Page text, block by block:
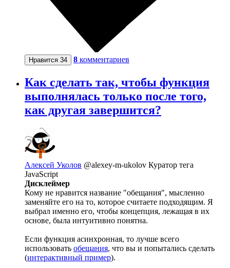
Нравится 34 8 комментариев
Как сделать так, чтобы функция
выполнялась только после того,
как другая завершится?
Алексей Уколов @alexey-m-ukolov Куратор тега
JavaScript
Дисклеймер
Кому не нравится название "обещания", мысленно
заменяйте его на то, которое считаете подходящим. Я
выбрал именно его, чтобы концепция, лежащая в их
основе, была интуитивно понятна.
Если функция асинхронная, то лучше всего
использовать обещания, что вы и попытались сделать
(интерактивный пример).